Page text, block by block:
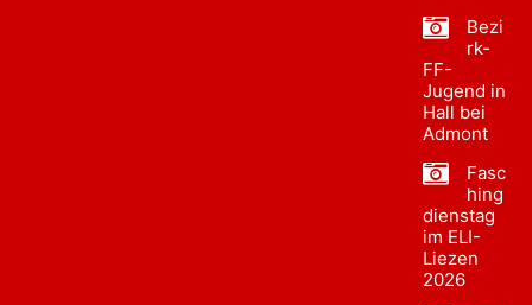
Bezi
rk-
FF-
Jugend in
Hall bei
Admont
Fasc
hing
dienstag
im ELI-
Liezen
2026